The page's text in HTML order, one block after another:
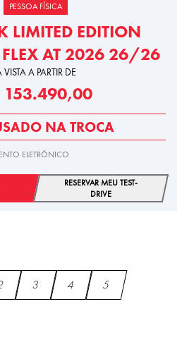
PESSOA FÍSICA
LIMITED EDITION
FLEX AT 2026 26/26
VISTA A PARTIR DE
153.490,00
NA TROCA
ELETRÔNICO
RESERVAR MEU TEST-
DRIVE
3 4 5